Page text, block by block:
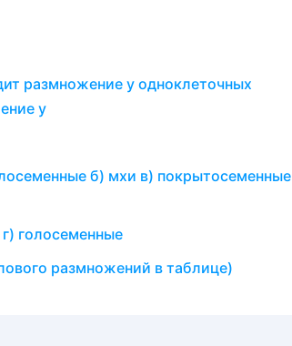
размножение у одноклеточных
у
б) мхи в) покрытосеменные
голосеменные
размножений в таблице)